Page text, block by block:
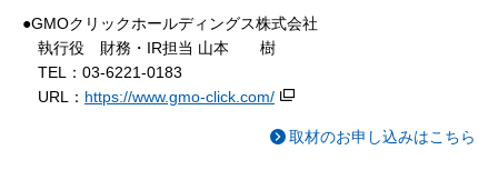
●GMOクリックホールディングス株式会社
執行役 財務・IR担当 山本 樹
TEL：03-6221-0183
URL： https://www.gmo-click.com/
取材のお申し込みはこちら